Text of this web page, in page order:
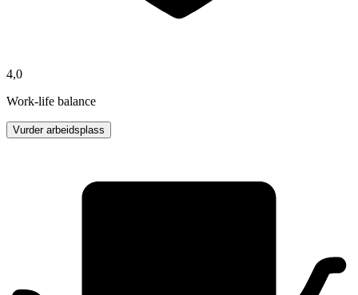
4,0
Work-life balance
Vurder arbeidsplass